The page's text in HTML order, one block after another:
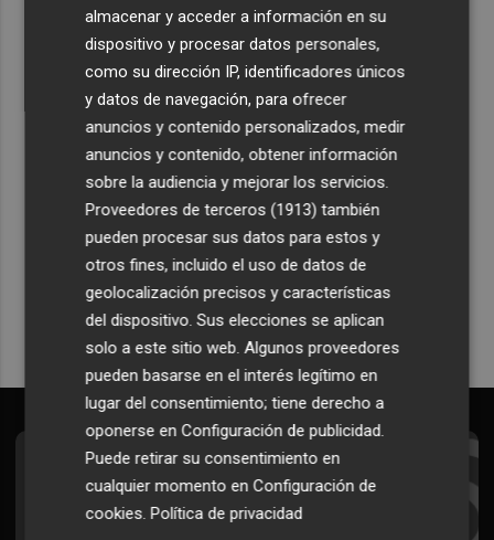
El coste de la vivienda: 1.338 € netos al mes, el salario
mínimo para poder comprar una vivienda en Castellón
Recibe toda la actualidad de
Plaza Podcast en tu correo
Quiero suscribirme
Suscríbete al Boletín
Todos los días a primera hora en tu email
almacenar y acceder a información en su
dispositivo y procesar datos personales,
como su dirección IP, identificadores únicos
y datos de navegación, para ofrecer
anuncios y contenido personalizados, medir
anuncios y contenido, obtener información
sobre la audiencia y mejorar los servicios.
Proveedores de terceros (1913) también
pueden procesar sus datos para estos y
otros fines, incluido el uso de datos de
geolocalización precisos y características
del dispositivo. Sus elecciones se aplican
solo a este sitio web. Algunos proveedores
pueden basarse en el interés legítimo en
lugar del consentimiento; tiene derecho a
oponerse enConfiguración de publicidad
Puede retirar su consentimiento en
cualquier momento enConfiguración de
cookies .Política de privacidad